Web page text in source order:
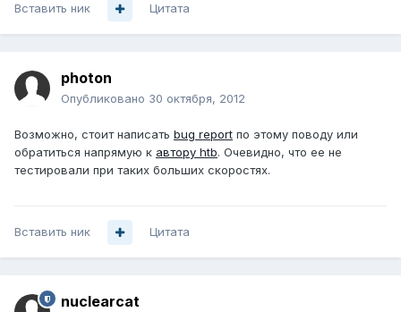
Вставить ник Цитата
photon
Опубликовано 30 октября, 2012
Возможно, стоит написать bug report по этому поводу или
обратиться напрямую к автору htb. Очевидно, что ее не
тестировали при таких больших скоростях.
Вставить ник Цитата
nuclearcat